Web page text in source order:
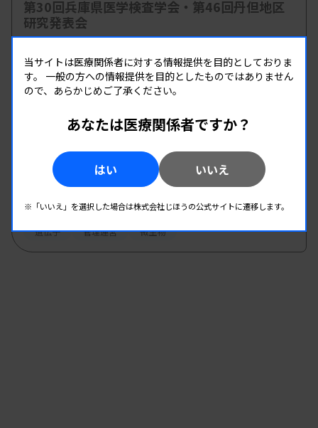
第30回兵庫県医学検査学会・第46回丹但地区
研究発表会
主催 :兵庫県臨床検査技師会
開催場所 : 兵庫県
管理運営 病理・細胞
08.26（水）-2026.08.27（木）
第８回実践コースB
ルイ・パストゥール医学研究センター 、機能水研究振
開催場所 : 滋賀県
遺伝子 管理運営 微生物
当サイトは医療関係者に対する情報提供を目的としておりま
す。 一般の方への情報提供を目的としたものではありません
ので、あらかじめご了承ください。
あなたは医療関係者ですか？
はい いいえ
※「いいえ」を選択した場合は株式会社じほうの公式サイトに遷移します。